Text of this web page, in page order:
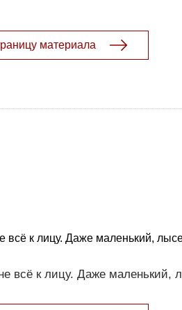
материала
всё к лицу. Даже маленький,
всё к лицу. Даже маленький,